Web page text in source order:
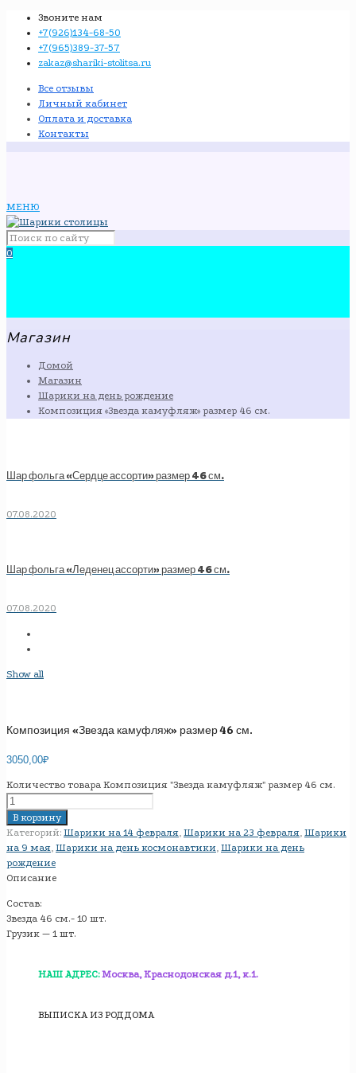
Звоните нам
+7(926)134-68-50
+7(965)389-37-57
zakaz@shariki-stolitsa.ru
Все отзывы
Личный кабинет
Оплата и доставка
Контакты
МЕНЮ
0
Магазин
Домой
Магазин
Шарики на день рождение
Композиция «Звезда камуфляж» размер 46 см.
Шар фольга «Сердце ассорти» размер 46 см.
07.08.2020
Шар фольга «Леденец ассорти» размер 46 см.
07.08.2020
Show all
Композиция «Звезда камуфляж» размер 46 см.
3050,00₽
Количество товара Композиция "Звезда камуфляж" размер 46 см.
В корзину
Категорий: Шарики на 14 февраля, Шарики на 23 февраля, Шарики
на 9 мая, Шарики на день космонавтики, Шарики на день
рождение
Описание
Состав:
Звезда 46 см.- 10 шт.
Грузик — 1 шт.
НАШ АДРЕС: Москва, Краснодонская д.1, к.1.
ВЫПИСКА ИЗ РОДДОМА